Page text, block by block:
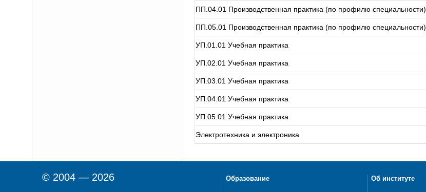
ПП.04.01 Производственная практика (по профилю специальности)
ПП.05.01 Производственная практика (по профилю специальности)
УП.01.01 Учебная практика
УП.02.01 Учебная практика
УП.03.01 Учебная практика
УП.04.01 Учебная практика
УП.05.01 Учебная практика
Электротехника и электроника
© 2004 — 2026 Образование Об институте